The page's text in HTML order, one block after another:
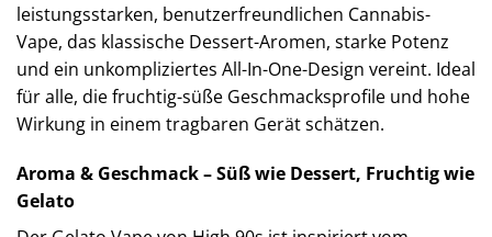
leistungsstarken, benutzerfreundlichen Cannabis-
Vape, das klassische Dessert-Aromen, starke Potenz
und ein unkompliziertes All-In-One-Design vereint. Ideal
für alle, die fruchtig-süße Geschmacksprofile und hohe
Wirkung in einem tragbaren Gerät schätzen.
Aroma & Geschmack – Süß wie Dessert, Fruchtig wie
Gelato